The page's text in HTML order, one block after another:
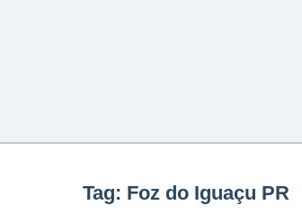
Tag: Foz do Iguaçu PR